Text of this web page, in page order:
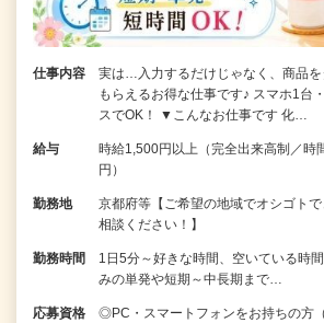
仕事内容
実は…入力するだけじゃなく、商品
もらえるお得な仕事です♪ スマホ1台
スでOK！ ▼こんなお仕事です 化…
給与
時給1,500円以上（完全出来高制／時
円）
勤務地
京都府等【ご希望の地域でオシゴト
相談ください！】
勤務時間
1日5分～好きな時間、空いている時
みの単発や短期～中長期まで…
応募資格
◎PC・スマートフォンをお持ちの方